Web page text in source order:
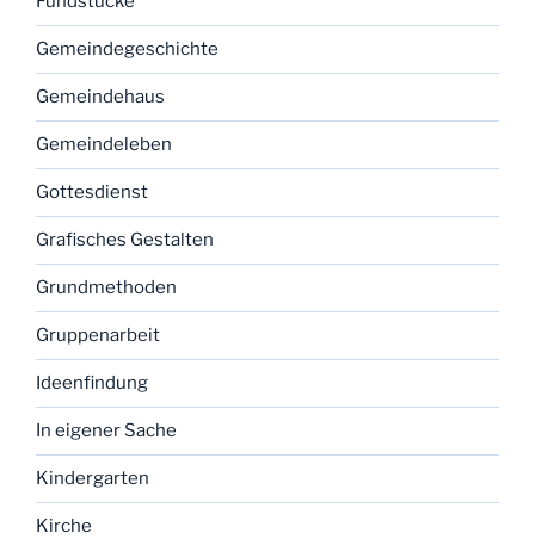
Gemeindegeschichte
Gemeindehaus
Gemeindeleben
Gottesdienst
Grafisches Gestalten
Grundmethoden
Gruppenarbeit
Ideenfindung
In eigener Sache
Kindergarten
Kirche